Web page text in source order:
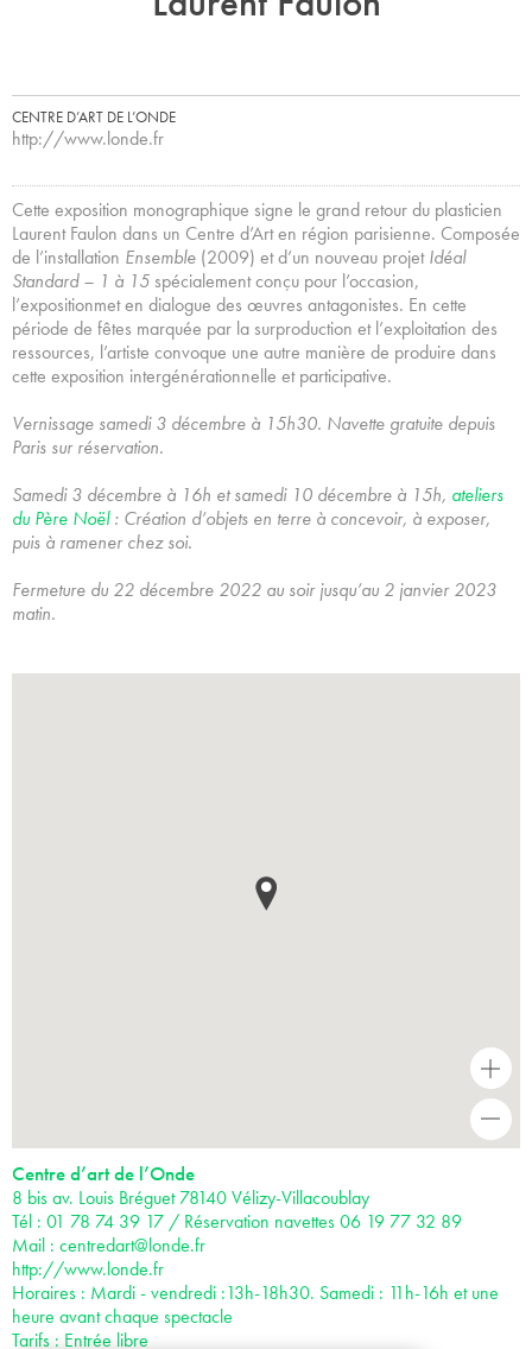
CENTRE D’ART DE L’ONDE
http://www.londe.fr
Cette exposition monographique signe le grand retour du plasticien
Laurent Faulon dans un Centre d’Art en région parisienne. Composée
de l’installation Ensemble (2009) et d’un nouveau projetIdéal
Standard – 1 à 15spécialement conçu pour l’occasion,
l’expositionmet en dialogue des œuvres antagonistes. En cette
période de fêtes marquée par la surproduction et l’exploitation des
ressources, l’artiste convoque une autre manière de produire dans
cette exposition intergénérationnelle et participative.
Vernissage samedi 3 décembre à 15h30. Navette gratuite depuis
Paris sur réservation.
Samedi 3 décembre à 16h et samedi 10 décembre à 15h, ateliers
du Père Noël: Création d’objets en terre à concevoir, à exposer,
puis à ramener chez soi.
Fermeture du 22 décembre 2022 au soir jusqu’au 2 janvier 2023
matin.
+
Centre d’art de l’Onde
8 bis av. Louis Bréguet 78140 Vélizy-Villacoublay
Tél : 01 78 74 39 17 / Réservation navettes 06 19 77 32 89
Mail : centredart@londe.fr
http://www.londe.fr
Horaires : Mardi - vendredi :13h-18h30. Samedi : 11h-16h et une
heure avant chaque spectacle
Tarifs : Entrée libre